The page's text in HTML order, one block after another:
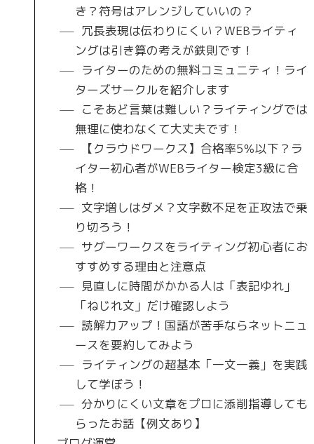
き？符号はアレンジしていいの？
冗長表現は伝わりにくい？WEBライティ
ングは引き算の考えが鉄則です！
ライターのための無料コミュニティ！ライ
ターズサークルを紹介します
こそあど言葉は難しい？ライティングでは
無理に使わなくて大丈夫です！
【クラウドワークス】合格率5％以下？ラ
イター初心者がWEBライター検定3級に合
格！
文字増しはダメ？文字数不足を正攻法で乗
り切ろう！
サグーワークスをライティング初心者にお
すすめする理由と注意点
見直しに時間がかかる人は「表記ゆれ」
「ねじれ文」だけ確認しよう
読解力アップ！国語が苦手ならネットニュ
ースを要約してみよう
ライティングの超基本「一文一義」を実践
して学ぼう！
分かりにくい文章をプロに添削指導しても
らったお話【例文あり】